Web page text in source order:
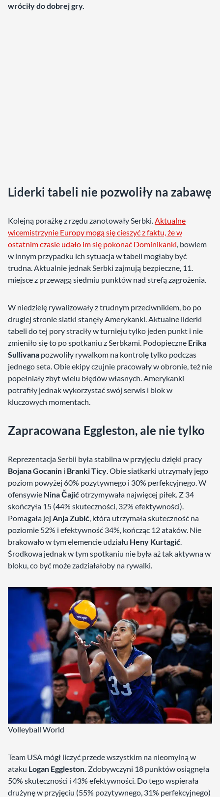
wróciły do dobrej gry.
Liderki tabeli nie pozwoliły na zabawę
Kolejną porażkę z rzędu zanotowały Serbki.Aktualne
wicemistrzynie Europy mogą się cieszyć z faktu, że w
ostatnim czasie udało im się pokonać Dominikanki, bowiem
w innym przypadku ich sytuacja w tabeli mogłaby być
trudna. Aktualnie jednak Serbki zajmują bezpieczne, 11.
miejsce z przewagą siedmiu punktów nad strefą zagrożenia.
W niedzielę rywalizowały z trudnym przeciwnikiem, bo po
drugiej stronie siatki stanęły Amerykanki. Aktualne liderki
tabeli do tej pory straciły w turnieju tylko jeden punkt i nie
zmieniło się to po spotkaniu z Serbkami. Podopieczne Erika
Sullivana pozwoliły rywalkom na kontrolę tylko podczas
jednego seta. Obie ekipy czujnie pracowały w obronie, też nie
popełniały zbyt wielu błędów własnych. Amerykanki
potrafiły jednak wykorzystać swój serwis i blok w
kluczowych momentach.
Zapracowana Eggleston, ale nie tylko
Reprezentacja Serbii była stabilna w przyjęciu dzięki pracy
Bojana Gocanin i Branki Ticy. Obie siatkarki utrzymały jego
poziom powyżej 60% pozytywnego i 30% perfekcyjnego. W
ofensywie Nina Čajićotrzymywała najwięcej piłek. Z 34
skończyła 15 (44% skuteczności, 32% efektywności).
Pomagała jej Anja Zubić, która utrzymała skuteczność na
poziomie 52% i efektywność 34%, kończąc 12 ataków. Nie
brakowało w tym elemencie udziału Heny Kurtagić.
Środkowa jednak w tym spotkaniu nie była aż tak aktywna w
bloku, co być może zadziałałoby na rywalki.
Volleyball World
Team USA mógł liczyć przede wszystkim na nieomylną w
ataku Logan Eggleston. Zdobywczyni 18 punktów osiągnęła
50% skuteczności i 43% efektywności. Do tego wspierała
drużynę w przyjęciu (55% pozytywnego, 31% perfekcyjnego)